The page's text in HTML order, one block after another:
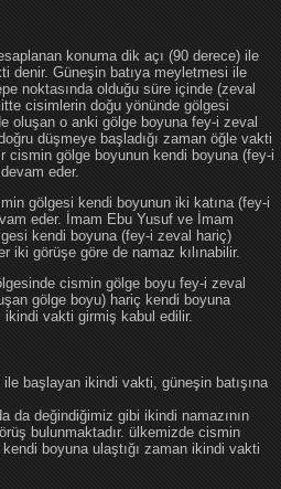
konuma dik açı (90 derece) ile
denir. Güneşin batıya meyletmesi ile
noktasında olduğu süre içinde (zeval
cisimlerin doğu yönünde gölgesi
oluşan o anki gölge boyuna fey-i zeval
düşmeye başladığı zaman öğle vakti
cismin gölge boyunun kendi boyuna (fey-i
eder.
gölgesi kendi boyunun iki katına (fey-i
eder. İmam Ebu Yusuf ve İmam
kendi boyuna (fey-i zeval hariç)
iki görüşe göre de namaz kılınabilir.
cismin gölge boyu fey-i zeval
gölge boyu) hariç kendi boyuna
ikindi vakti girmiş kabul edilir.
ile başlayan ikindi vakti, güneşin batışına
da değindiğimiz gibi ikindi namazının
bulunmaktadır. ülkemizde cismin
boyuna ulaştığı zaman ikindi vakti